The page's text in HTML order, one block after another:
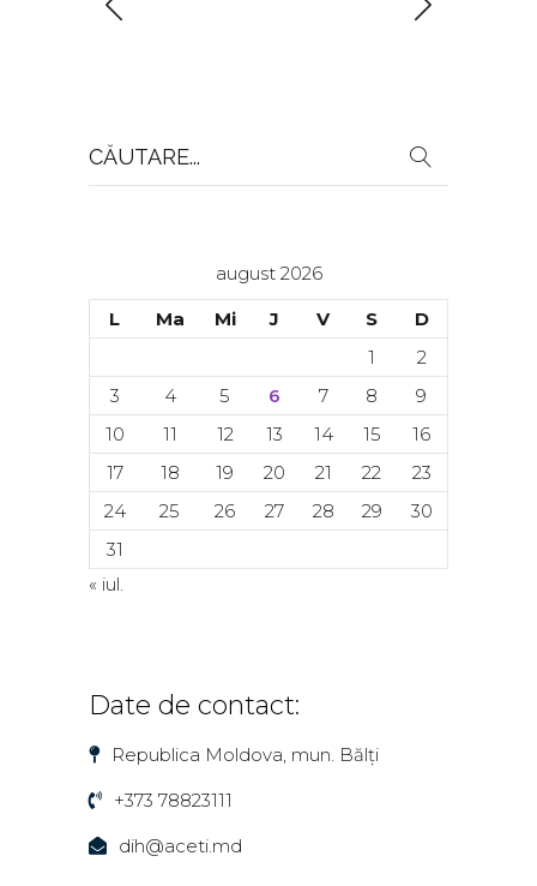
Search
for:
august 2026
L
Ma Mi J V S
D
1
2
3
4 5 6 7 8
9
10
11 12 13 14 15
16
17
18 19 20 21 22
23
24
25 26 27 28 29
30
31
« iul.
Date de contact:
Republica Moldova, mun. Bălți
+373 78823111
dih@aceti.md